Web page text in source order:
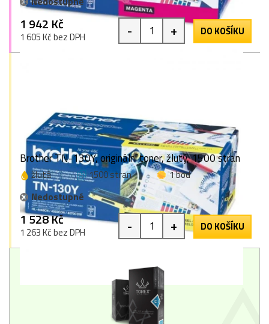
1 942 Kč
1 605 Kč bez DPH - + DO KOŠÍKU
Brother TN-130Y, originální toner, žlutý, 1500 stran
žlutá 1500 stran
1 bod
Nedostupné
1 528 Kč
1 263 Kč bez DPH - + DO KOŠÍKU